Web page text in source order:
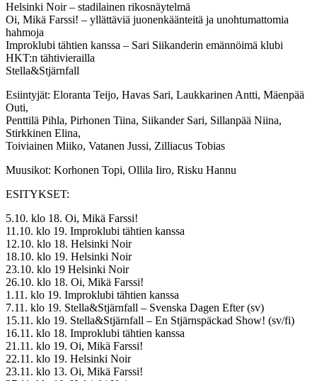
Helsinki Noir – stadilainen rikosnäytelmä
Oi, Mikä Farssi! – yllättäviä juonenkäänteitä ja unohtumattomia
hahmoja
Improklubi tähtien kanssa – Sari Siikanderin emännöimä klubi
HKT:n tähtivierailla
Stella&Stjärnfall
Esiintyjät: Eloranta Teijo, Havas Sari, Laukkarinen Antti, Mäenpää
Outi,
Penttilä Pihla, Pirhonen Tiina, Siikander Sari, Sillanpää Niina,
Stirkkinen Elina,
Toiviainen Miiko, Vatanen Jussi, Zilliacus Tobias
Muusikot: Korhonen Topi, Ollila Iiro, Risku Hannu
ESITYKSET:
5.10. klo 18. Oi, Mikä Farssi!
11.10. klo 19. Improklubi tähtien kanssa
12.10. klo 18. Helsinki Noir
18.10. klo 19. Helsinki Noir
23.10. klo 19 Helsinki Noir
26.10. klo 18. Oi, Mikä Farssi!
1.11. klo 19. Improklubi tähtien kanssa
7.11. klo 19. Stella&Stjärnfall – Svenska Dagen Efter (sv)
15.11. klo 19. Stella&Stjärnfall – En Stjärnspäckad Show! (sv/fi)
16.11. klo 18. Improklubi tähtien kanssa
21.11. klo 19. Oi, Mikä Farssi!
22.11. klo 19. Helsinki Noir
23.11. klo 13. Oi, Mikä Farssi!